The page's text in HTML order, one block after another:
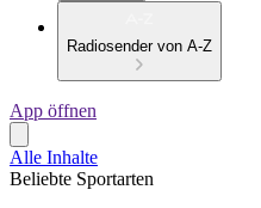
Radiosender von A-Z
App öffnen
Alle Inhalte
Beliebte Sportarten